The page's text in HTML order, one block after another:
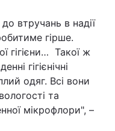
втручань в надії
гірше.
гігієни… Такої ж
гігієнічні
одяг. Всі вони
та
мікрофлори", –